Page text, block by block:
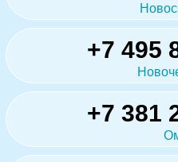
+7 495
+7 381